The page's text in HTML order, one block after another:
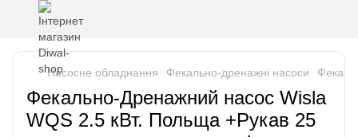
Насосне обладнання Фекально-дренажні насоси
Фекально-Дренажний насос Wisla
WQS 2.5 кВт. Польща +Рукав 25